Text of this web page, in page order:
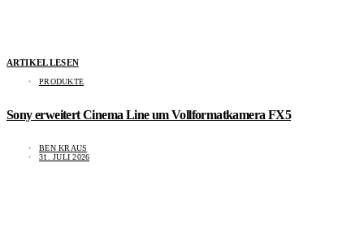
ARTIKEL LESEN
PRODUKTE
Sony erweitert Cinema Line um Vollformatkamera FX5
BEN KRAUS
31. JULI 2026